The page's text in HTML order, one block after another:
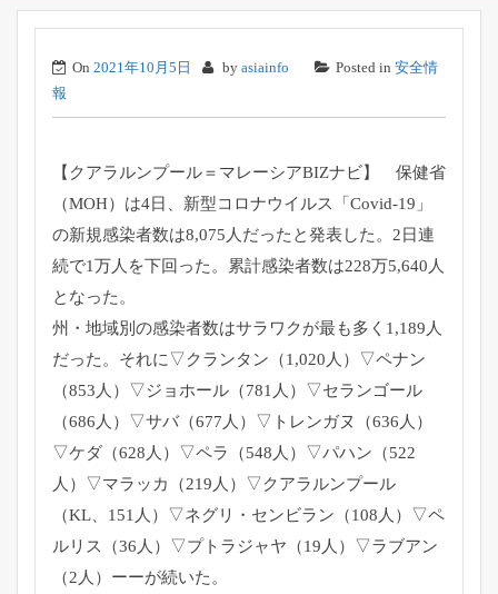
On 2021年10月5日 by asiainfo Posted in 安全情
報
【クアラルンプール＝マレーシアBIZナビ】 保健省
（MOH）は4日、新型コロナウイルス「Covid-19」
の新規感染者数は8,075人だったと発表した。 2日連
続で1万人を下回った。累計感染者数は228万5,640人
となった。
州・地域別の感染者数はサラワクが最も多く1,189人
だった。 それに▽クランタン（1,020人）▽ペナン
（853人）▽ジョホール（781人）▽セランゴール
（686人）▽サバ（677人）▽トレンガヌ（636人）
▽ケダ（628人）▽ペラ（548人）▽パハン（522
人）▽マラッカ（219人）▽ クアラルンプール
（KL、151人）▽ネグリ・センビラン（108人）▽ペ
ルリス（36人）▽プトラジャヤ（19人）▽ラブアン
（2人）ーーが続いた。